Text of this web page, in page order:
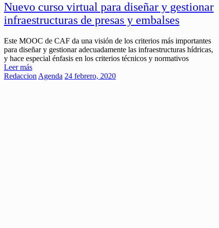
Nuevo curso virtual para diseñar y gestionar
infraestructuras de presas y embalses
Este MOOC de CAF da una visión de los criterios más importantes
para diseñar y gestionar adecuadamente las infraestructuras hídricas,
y hace especial énfasis en los criterios técnicos y normativos
Leer más
Redaccion Agenda 24 febrero, 2020